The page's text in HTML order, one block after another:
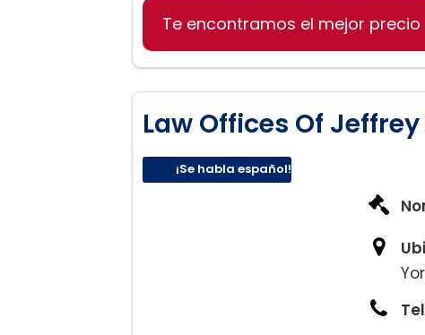
Divorcio
Divorcio Complejo y de Alto
Visitas
División de Propiedades
Te encontramos el mejor precio
Law Offices Of
¡Se habla español!